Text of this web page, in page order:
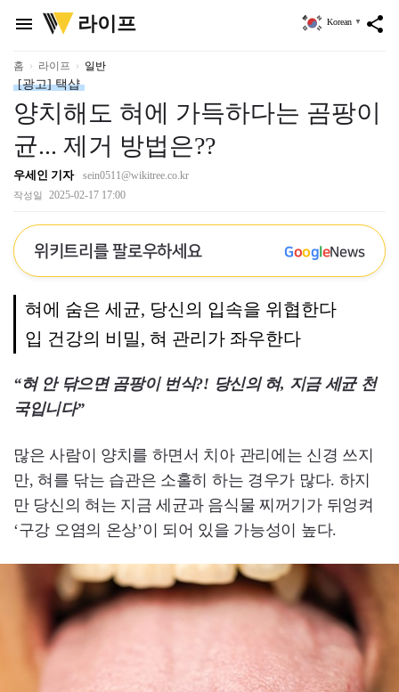
menu
위
키
리
라이프 share
Korean ▼
홈 라이프 일반
[광고] 택샵
양치해도 혀에 가득하다는 곰팡이
균... 제거 방법은??
우세인 기자 sein0511@wikitree.co.kr
작성일 2025-02-17 17:00
위키트리를 팔로우하세요 GoogleNews
혀에 숨은 세균, 당신의 입속을 위협한다
입 건강의 비밀, 혀 관리가 좌우한다
“혀 안 닦으면 곰팡이 번식?! 당신의 혀, 지금 세균 천
국입니다”
많은 사람이 양치를 하면서 치아 관리에는 신경 쓰지
만, 혀를 닦는 습관은 소홀히 하는 경우가 많다. 하지
만 당신의 혀는 지금 세균과 음식물 찌꺼기가 뒤엉켜
‘구강 오염의 온상’이 되어 있을 가능성이 높다.